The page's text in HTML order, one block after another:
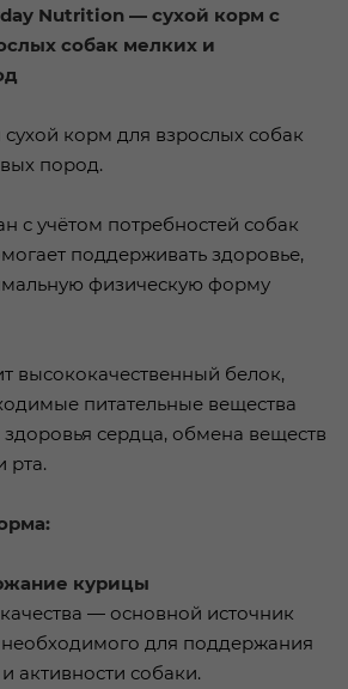
Nutrition — сухой корм с
собак мелких и
корм для взрослых собак
пород.
с учётом потребностей собак
поддерживать здоровье,
физическую форму
высококачественный белок,
питательные вещества
сердца, обмена веществ
рта.
курицы
— основной источник
для поддержания
собаки.